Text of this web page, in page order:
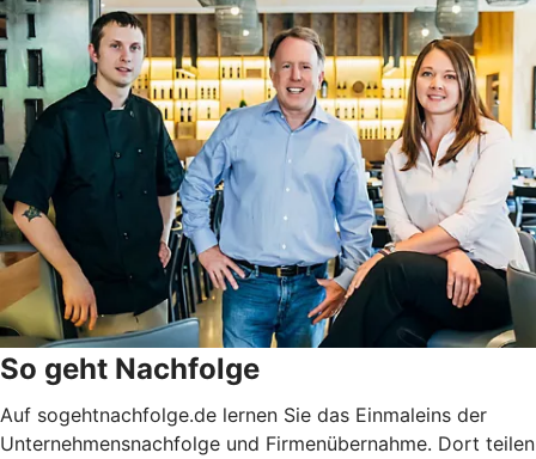
So geht Nachfolge
Auf sogehtnachfolge.de lernen Sie das Einmaleins der
Unternehmensnachfolge und Firmenübernahme. Dort teilen